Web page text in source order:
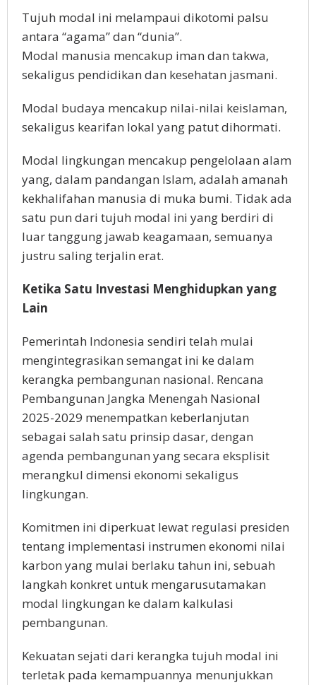
Tujuh modal ini melampaui dikotomi palsu
antara “agama” dan “dunia”.
Modal manusia mencakup iman dan takwa,
sekaligus pendidikan dan kesehatan jasmani.
Modal budaya mencakup nilai-nilai keislaman,
sekaligus kearifan lokal yang patut dihormati.
Modal lingkungan mencakup pengelolaan alam
yang, dalam pandangan Islam, adalah amanah
kekhalifahan manusia di muka bumi. Tidak ada
satu pun dari tujuh modal ini yang berdiri di
luar tanggung jawab keagamaan, semuanya
justru saling terjalin erat.
Ketika Satu Investasi Menghidupkan yang
Lain
Pemerintah Indonesia sendiri telah mulai
mengintegrasikan semangat ini ke dalam
kerangka pembangunan nasional. Rencana
Pembangunan Jangka Menengah Nasional
2025-2029 menempatkan keberlanjutan
sebagai salah satu prinsip dasar, dengan
agenda pembangunan yang secara eksplisit
merangkul dimensi ekonomi sekaligus
lingkungan.
Komitmen ini diperkuat lewat regulasi presiden
tentang implementasi instrumen ekonomi nilai
karbon yang mulai berlaku tahun ini, sebuah
langkah konkret untuk mengarusutamakan
modal lingkungan ke dalam kalkulasi
pembangunan.
Kekuatan sejati dari kerangka tujuh modal ini
terletak pada kemampuannya menunjukkan